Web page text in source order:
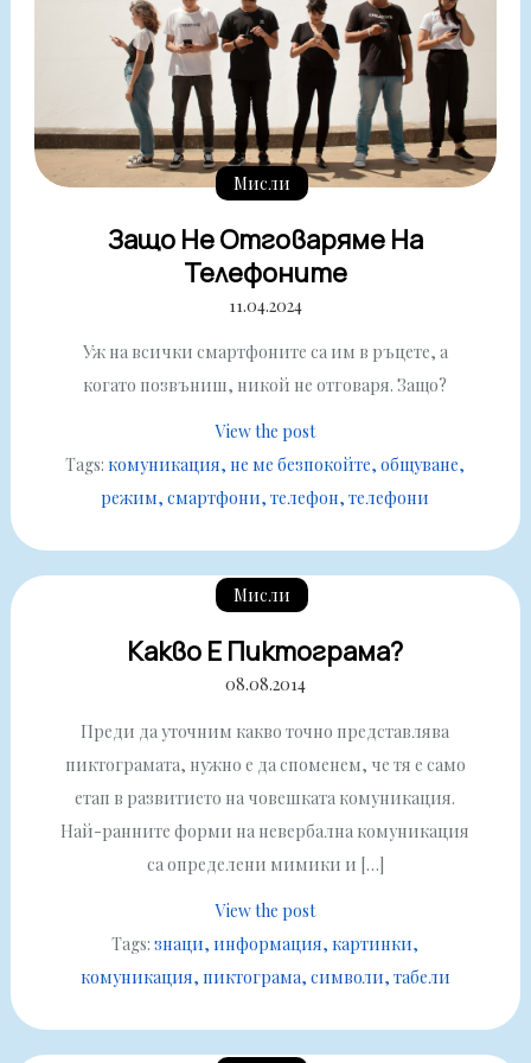
Мисли
Защо Не Отговаряме На
Телефоните
11.04.2024
Уж на всички смартфоните са им в ръцете, а
когато позвъниш, никой не отговаря. Защо?
View the post
Tags:комуникация не ме безпокойте общуване
режим смартфони телефон телефони
Мисли
Какво Е Пиктограма?
08.08.2014
Преди да уточним какво точно представлява
пиктограмата, нужно е да споменем, че тя е само
етап в развитието на човешката комуникация.
Най-ранните форми на невербална комуникация
са определени мимики и […]
View the post
Tags:знаци информация картинки
комуникация пиктограма символи табели